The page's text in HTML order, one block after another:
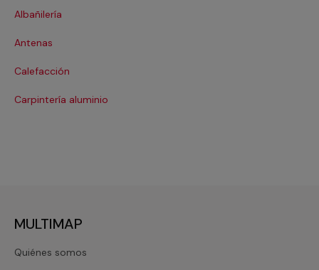
Albañilería
Antenas
Calefacción
Carpintería aluminio
MULTIMAP
Quiénes somos